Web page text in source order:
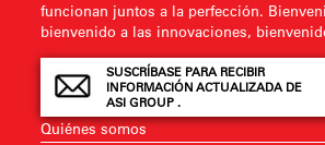
funcionan juntos a la perfección.
bienvenido a las innovaciones,
SUSCRÍBASE PARA RECIBIR
INFORMACIÓN ACTUALIZADA DE
ASI GROUP .
Quiénes somos